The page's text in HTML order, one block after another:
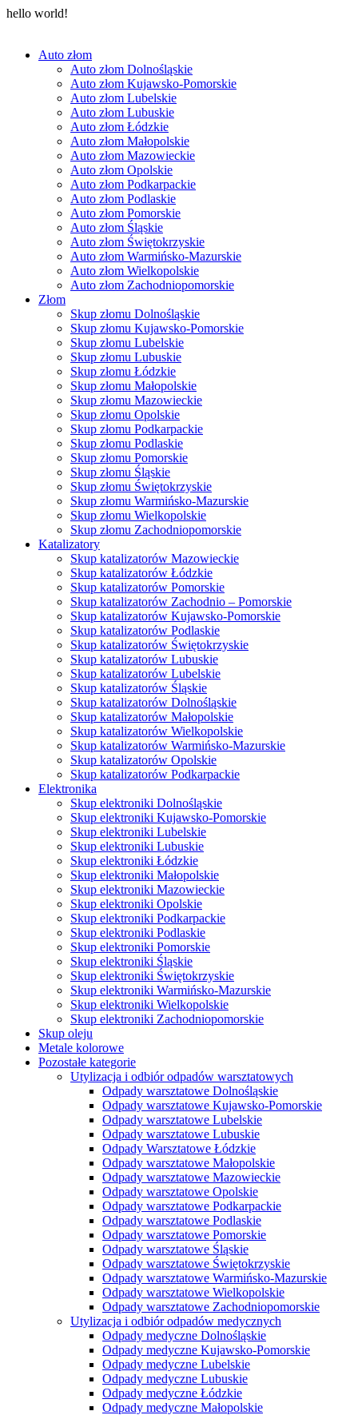
hello world!
Auto złom
Auto złom Dolnośląskie
Auto złom Kujawsko-Pomorskie
Auto złom Lubelskie
Auto złom Lubuskie
Auto złom Łódzkie
Auto złom Małopolskie
Auto złom Mazowieckie
Auto złom Opolskie
Auto złom Podkarpackie
Auto złom Podlaskie
Auto złom Pomorskie
Auto złom Śląskie
Auto złom Świętokrzyskie
Auto złom Warmińsko-Mazurskie
Auto złom Wielkopolskie
Auto złom Zachodniopomorskie
Złom
Skup złomu Dolnośląskie
Skup złomu Kujawsko-Pomorskie
Skup złomu Lubelskie
Skup złomu Lubuskie
Skup złomu Łódzkie
Skup złomu Małopolskie
Skup złomu Mazowieckie
Skup złomu Opolskie
Skup złomu Podkarpackie
Skup złomu Podlaskie
Skup złomu Pomorskie
Skup złomu Śląskie
Skup złomu Świętokrzyskie
Skup złomu Warmińsko-Mazurskie
Skup złomu Wielkopolskie
Skup złomu Zachodniopomorskie
Katalizatory
Skup katalizatorów Mazowieckie
Skup katalizatorów Łódzkie
Skup katalizatorów Pomorskie
Skup katalizatorów Zachodnio – Pomorskie
Skup katalizatorów Kujawsko-Pomorskie
Skup katalizatorów Podlaskie
Skup katalizatorów Świętokrzyskie
Skup katalizatorów Lubuskie
Skup katalizatorów Lubelskie
Skup katalizatorów Śląskie
Skup katalizatorów Dolnośląskie
Skup katalizatorów Małopolskie
Skup katalizatorów Wielkopolskie
Skup katalizatorów Warmińsko-Mazurskie
Skup katalizatorów Opolskie
Skup katalizatorów Podkarpackie
Elektronika
Skup elektroniki Dolnośląskie
Skup elektroniki Kujawsko-Pomorskie
Skup elektroniki Lubelskie
Skup elektroniki Lubuskie
Skup elektroniki Łódzkie
Skup elektroniki Małopolskie
Skup elektroniki Mazowieckie
Skup elektroniki Opolskie
Skup elektroniki Podkarpackie
Skup elektroniki Podlaskie
Skup elektroniki Pomorskie
Skup elektroniki Śląskie
Skup elektroniki Świętokrzyskie
Skup elektroniki Warmińsko-Mazurskie
Skup elektroniki Wielkopolskie
Skup elektroniki Zachodniopomorskie
Skup oleju
Metale kolorowe
Pozostałe kategorie
Utylizacja i odbiór odpadów warsztatowych
Odpady warsztatowe Dolnośląskie
Odpady warsztatowe Kujawsko-Pomorskie
Odpady warsztatowe Lubelskie
Odpady warsztatowe Lubuskie
Odpady Warsztatowe Łódzkie
Odpady warsztatowe Małopolskie
Odpady warsztatowe Mazowieckie
Odpady warsztatowe Opolskie
Odpady warsztatowe Podkarpackie
Odpady warsztatowe Podlaskie
Odpady warsztatowe Pomorskie
Odpady warsztatowe Śląskie
Odpady warsztatowe Świętokrzyskie
Odpady warsztatowe Warmińsko-Mazurskie
Odpady warsztatowe Wielkopolskie
Odpady warsztatowe Zachodniopomorskie
Utylizacja i odbiór odpadów medycznych
Odpady medyczne Dolnośląskie
Odpady medyczne Kujawsko-Pomorskie
Odpady medyczne Lubelskie
Odpady medyczne Lubuskie
Odpady medyczne Łódzkie
Odpady medyczne Małopolskie